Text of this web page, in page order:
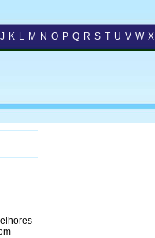
J K L M N O P Q R S T U V W X